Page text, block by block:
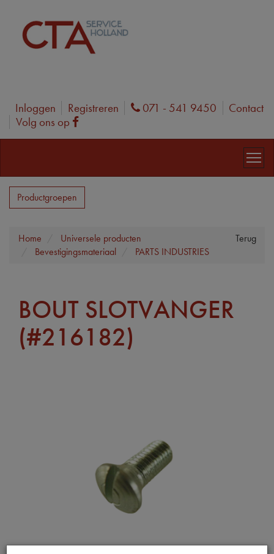
Inloggen Registreren Phone
071 - 541 9450
Contact
Volg ons op
Facebook
Productgroepen
Terug
Home
Universele producten
Bevestigingsmateriaal
PARTS INDUSTRIES
BOUT SLOTVANGER
(#216182)